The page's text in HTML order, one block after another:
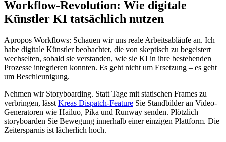
Workflow-Revolution: Wie digitale
Künstler KI tatsächlich nutzen
Apropos Workflows: Schauen wir uns reale Arbeitsabläufe an. Ich
habe digitale Künstler beobachtet, die von skeptisch zu begeistert
wechselten, sobald sie verstanden, wie sie KI in ihre bestehenden
Prozesse integrieren konnten. Es geht nicht um Ersetzung – es geht
um Beschleunigung.
Nehmen wir Storyboarding. Statt Tage mit statischen Frames zu
verbringen, lässt Kreas Dispatch-Feature Sie Standbilder an Video-
Generatoren wie Hailuo, Pika und Runway senden. Plötzlich
storyboarden Sie Bewegung innerhalb einer einzigen Plattform. Die
Zeitersparnis ist lächerlich hoch.